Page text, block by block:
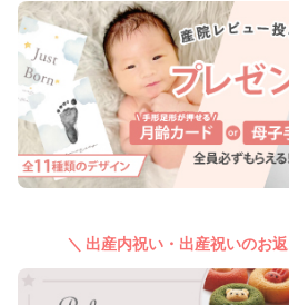
＼ 出産内祝い・出産祝いのお